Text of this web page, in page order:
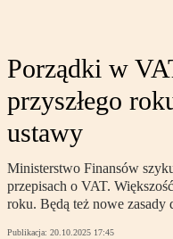
Porządki w
przyszłego
ustawy
Ministerstwo Finansów
przepisach o VAT.
roku. Będą też nowe zasady
Publikacja: 20.10.2025 17:45